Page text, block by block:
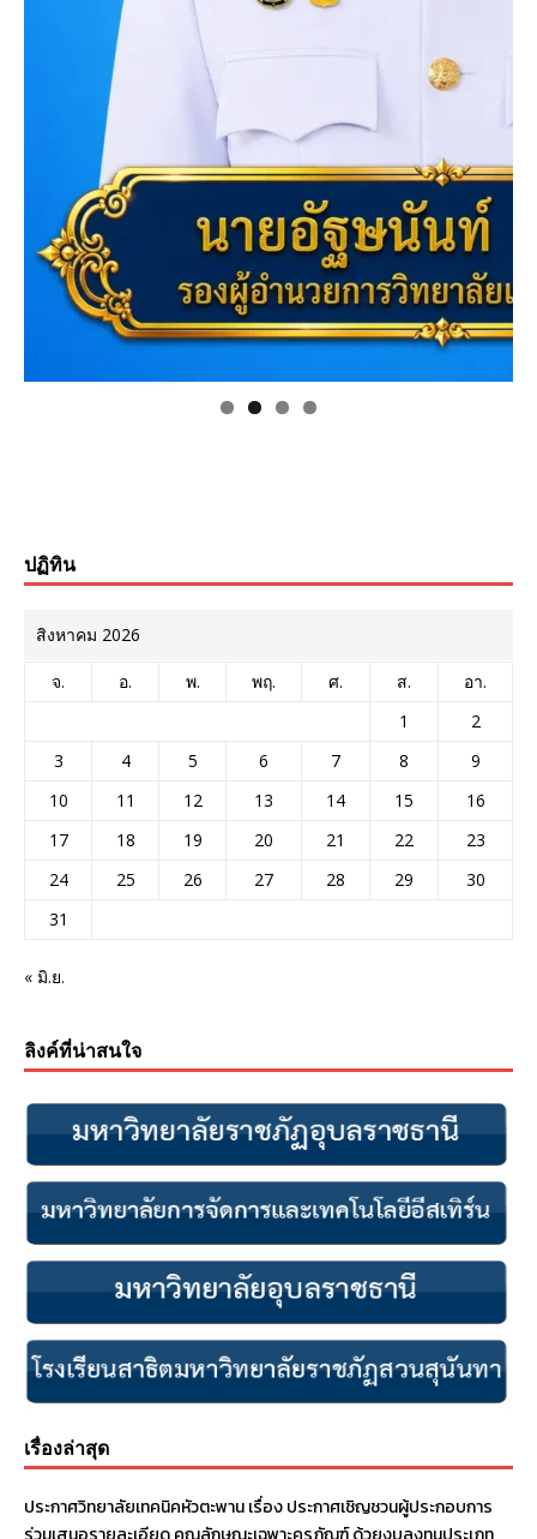
ปฏิทิน
สิงหาคม 2026
จ. อ. พ. พฤ. ศ. ส.
อา.
1
2
3
4 5 6 7 8
9
10
11 12 13 14 15
16
17
18 19 20 21 22
23
24
25 26 27 28 29
30
31
« มิ.ย.
ลิงค์ที่น่าสนใจ
เรื่องล่าสุด
ประกาศวิทยาลัยเทคนิคหัวตะพาน เรื่อง ประกาศเชิญชวนผู้ประกอบการ